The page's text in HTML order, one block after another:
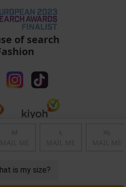
of search
| Privacy
- 2026 Soccerfanshop